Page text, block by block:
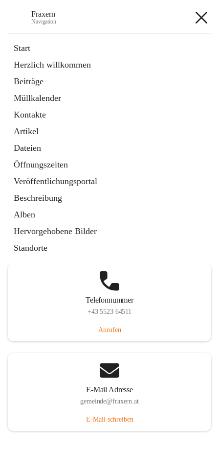
Fraxern
Navigation
Start
Herzlich willkommen
Beiträge
Müllkalender
Kontakte
Artikel
Dateien
Öffnungszeiten
Veröffentlichungsportal
Beschreibung
Alben
Hervorgehobene Bilder
Standorte
Ordner
in
Tab
Formulare
Artikel
öffnet
in
neuem
Tab
Telefonnummer
+43 5523 64511
Anrufen
E-Mail Adresse
gemeinde@fraxern.at
E-Mail schreiben